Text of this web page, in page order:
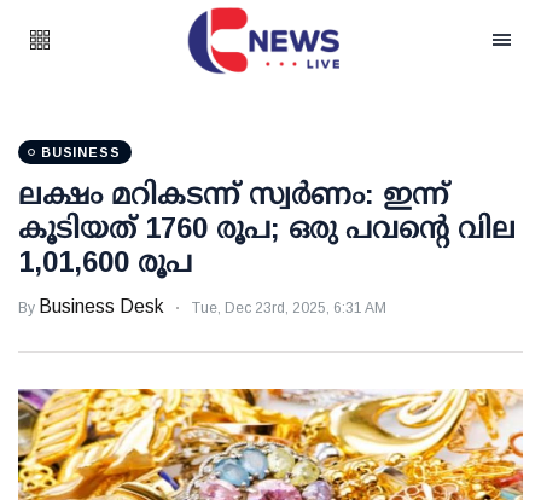
BUSINESS
ലക്ഷം മറികടന്ന് സ്വര്‍ണം: ഇന്ന്
കൂടിയത് 1760 രൂപ; ഒരു പവന്റെ വില
1,01,600 രൂപ
By Business Desk Tue, Dec 23rd, 2025, 6:31 AM